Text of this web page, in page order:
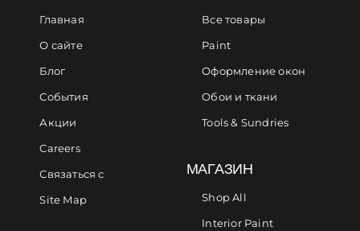
Главная
О сайте
Блог
События
Акции
Careers
Связаться с
Site Map
Все товары
Paint
Оформление окон
Обои и ткани
Tools & Sundries
МАГАЗИН
Shop All
Interior Paint